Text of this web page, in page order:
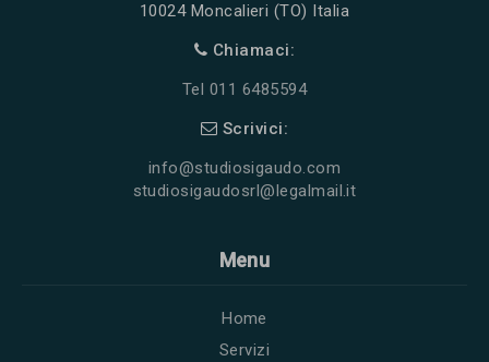
10024 Moncalieri (TO) Italia
Chiamaci:
Tel 011 6485594
Scrivici:
info@studiosigaudo.com
studiosigaudosrl@legalmail.it
Menu
Home
Servizi